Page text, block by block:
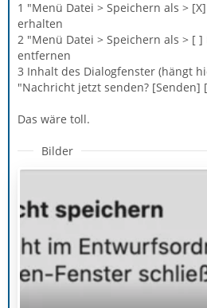
1 "Menü Datei > Speichern als >
erhalten
2 "Menü Datei > Speichern als > [
entfernen
3 Inhalt des Dialogfenster (hängt
"Nachricht jetzt senden? [Senden]
Das wäre toll.
Bilder